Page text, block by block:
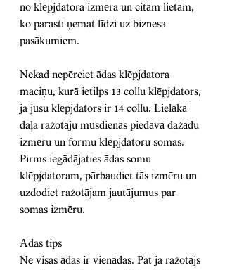
no klēpjdatora izmēra un citām lietām,
ko parasti ņemat līdzi uz biznesa
pasākumiem.
Nekad nepērciet ādas klēpjdatora
maciņu, kurā ietilps 13 collu klēpjdators,
ja jūsu klēpjdators ir 14 collu. Lielākā
daļa ražotāju mūsdienās piedāvā dažādu
izmēru un formu klēpjdatoru somas.
Pirms iegādājaties ādas somu
klēpjdatoram, pārbaudiet tās izmēru un
uzdodiet ražotājam jautājumus par
somas izmēru.
Ādas tips
Ne visas ādas ir vienādas. Pat ja ražotājs